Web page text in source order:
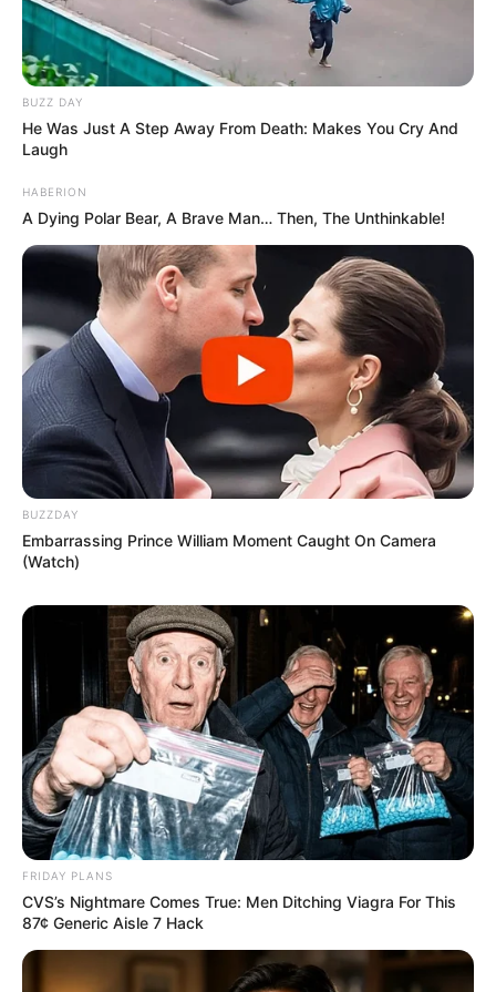
BUZZ DAY
He Was Just A Step Away From Death: Makes You Cry And
Laugh
HABERION
A Dying Polar Bear, A Brave Man… Then, The Unthinkable!
BUZZDAY
Embarrassing Prince William Moment Caught On Camera
(Watch)
FRIDAY PLANS
CVS’s Nightmare Comes True: Men Ditching Viagra For This
87¢ Generic Aisle 7 Hack